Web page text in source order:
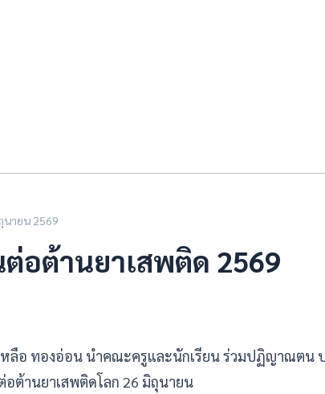
นายน 2569
อต้านยาเสพติด 2569
ลือ ทองอ่อน นำคณะครูและนักเรียน ร่วมปฏิญาณตน
อต้านยาเสพติดโลก 26 มิถุนายน